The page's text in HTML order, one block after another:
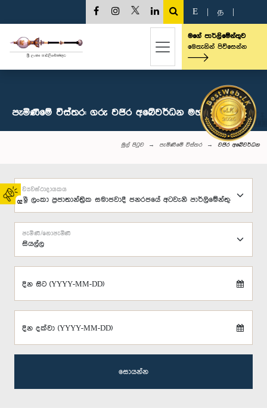
02
E த
මගේ පාර්ලිමේන්තුව
මෙතැනින් පිවිසෙන්න
පැමිණීමේ විස්තර: ගරු වජිර අබේවර්ධන මහතා, පා.ම.
මුල් පිටුව පැමිණීමේ විස්තර වජිර අබේවර්ධන
ව්‍යවස්ථාදායකය
පැමිණි/නොපැමිණි
දින සිට (YYYY-MM-DD)
දින දක්වා (YYYY-MM-DD)
සොයන්න